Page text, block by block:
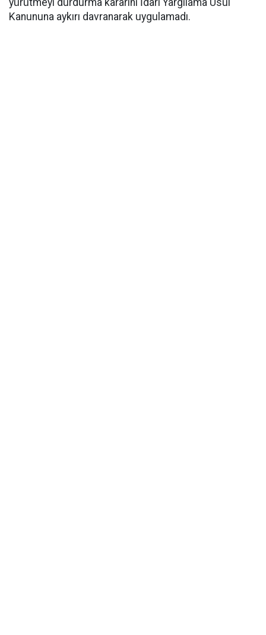
yürütmeyi durdurma kararını İdari Yargılama Usul
Kanununa aykırı davranarak uygulamadı.